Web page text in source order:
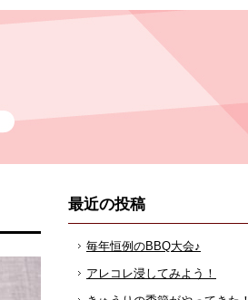
最近の投稿
毎年恒例のBBQ大会♪
アレコレ浸してみよう！